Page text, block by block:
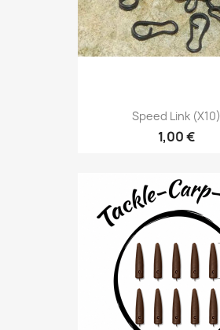
Speed Link (x10)
1,00 €